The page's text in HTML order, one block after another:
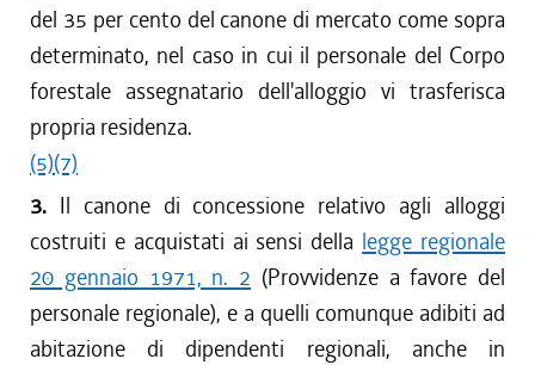
del 35 per cento del canone di mercato come sopra
determinato, nel caso in cui il personale del Corpo
forestale assegnatario dell'alloggio vi trasferisca
propria residenza.
(5)(7)
3. Il canone di concessione relativo agli alloggi
costruiti e acquistati ai sensi della legge regionale
20 gennaio 1971, n. 2 (Provvidenze a favore del
personale regionale), e a quelli comunque adibiti ad
abitazione di dipendenti regionali, anche in